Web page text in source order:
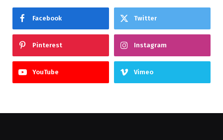
Facebook Twitter
Pinterest Instagram
YouTube Vimeo